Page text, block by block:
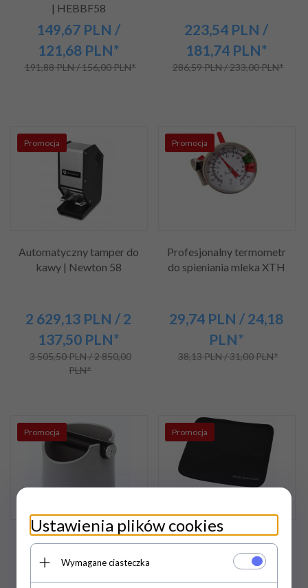
| HEBBF58
149,67 PLN /
121,68 PLN*
191,88 PLN / 156,00 PLN*
223,54 PLN /
181,74 PLN*
286,59 PLN / 233,00 PLN*
Promocja
Automatyczny tamper do
kawy | Newton 58
2 629,13 PLN / 2
137,50 PLN*
3 505,50 PLN / 2 850,00
PLN*
Promocja
Profesjonalny termometr
do spieniania mleka XTH
29,74 PLN / 24,18
PLN*
38,13 PLN / 31,00 PLN*
Promocja
Odbijak do fusów KBS/G
Promocja
Ściereczka do czyszczenia
dyszy parowej Barista |
200x200 mm | BSCB
Ustawienia plików cookies
Wymagane ciasteczka